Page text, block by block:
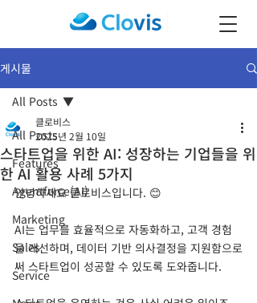
게시물
All Posts
Features
Agentforce(AI)
Marketing
Sales
Service
All Posts
스타트업을 위한 AI: 성장하는 기업들을 위
한 AI 활용 사례 5가지
클로비스
2025년 2월 10일
안녕하세요 클로비스입니다. 😊
AI는 업무를 효율적으로 자동화하고, 고객 경험
을 개선하며, 데이터 기반 의사결정을 지원함으로
써 스타트업이 성공할 수 있도록 도와줍니다.